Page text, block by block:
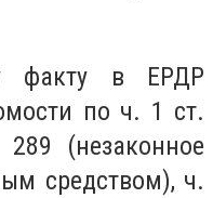
факту в ЕРДР
по ч. 1 ст.
(незаконное
средством), ч.